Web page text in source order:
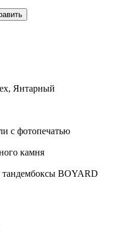
Янтарный
с фотопечатью
камня
BOYARD